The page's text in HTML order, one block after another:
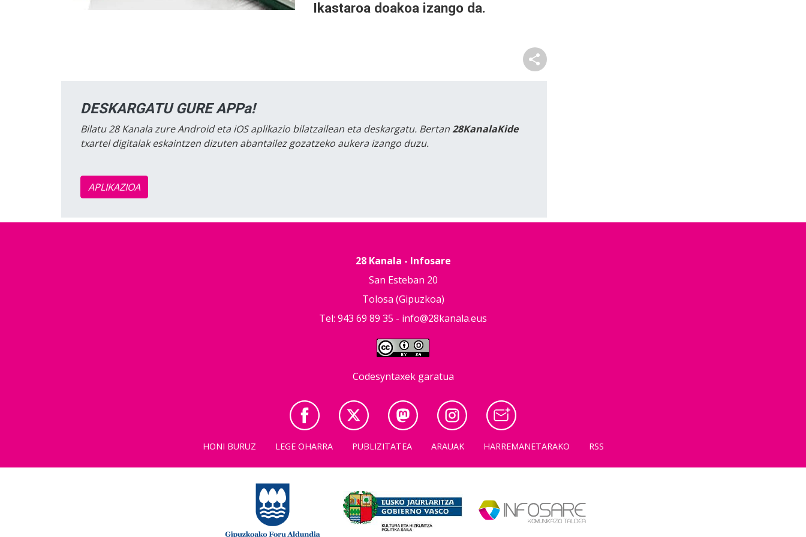
Ikastaroa doakoa izango da.
DESKARGATU GURE APPa!
Bilatu 28 Kanala zure Android eta iOS aplikazio bilatzailean eta deskargatu. Bertan28KanalaKide
txartel digitalak eskaintzen dizuten abantailez gozatzeko aukera izango duzu.
APLIKAZIOA
28 Kanala - Infosare
San Esteban 20
Tolosa (Gipuzkoa)
Tel: 943 69 89 35 - info@28kanala.eus
Codesyntaxek garatua
HONI BURUZ LEGE OHARRA PUBLIZITATEA ARAUAK HARREMANETARAKO RSS